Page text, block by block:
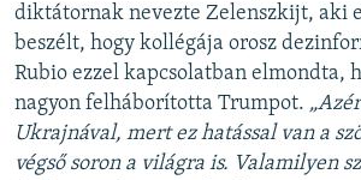
diktátornak nevezte Zelenszkijt, aki
beszélt, hogy kollégája orosz
Rubio ezzel kapcsolatban elmondta,
nagyon felháborította Trumpot.
Ukrajnával, mert ez hatással van a
végső soron a világra is. Valamilyen